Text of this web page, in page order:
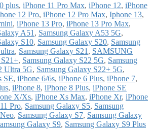
plus, iPhone 11 Pro Max, iPhone 12, iPhone
12 Pro, iPhone 12 Pro Max, Iphone 13,
, iPhone 13 Pro, iPhone 13 Pro Max,
A51 , Samsung Galaxy A53 5G,
S10, Samsung Galaxy S20, Samsung
, Samsung Galaxy S21 , SAMSUNG
, Samsung Galaxy S22 5G, Samsung
Ultra 5G, Samsung Galaxy S22+ 5G,
SE, iPhone 6/6s, iPhone 6 Plus, iPhone 7,
, iPhone 8, iPhone 8 Plus, iPhone SE
X/Xs, iPhone Xs Max, iPhone Xr, iPhone
Pro, Samsung Galaxy S5, Samsung
, Samsung Galaxy S7, Samsung Galaxy
Galaxy S9, Samsung Galaxy S9 Plus